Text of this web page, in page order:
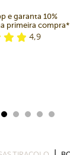
e garanta 10%
primeira compra*
4,9